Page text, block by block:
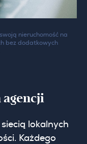
nieruchomość na
bez dodatkowych
agencji
lokalnych
Każdego